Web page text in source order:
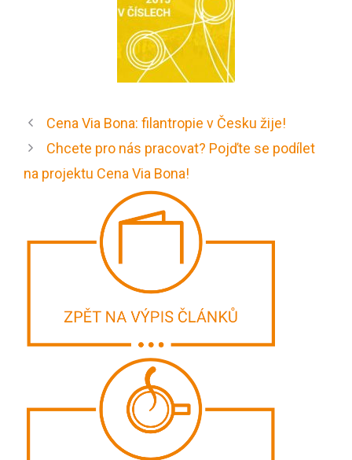
Cena Via Bona: filantropie v Česku žije!
Chcete pro nás pracovat? Pojďte se podílet
na projektu Cena Via Bona!